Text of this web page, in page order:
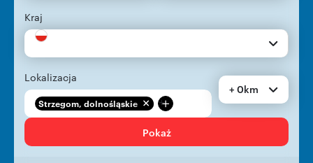
Kraj
Lokalizacja
Strzegom, dolnośląskie +
+ 0km
Pokaż